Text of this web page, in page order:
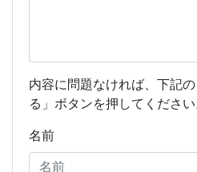
内容に問題なければ、下記
る」ボタンを押してください
名前